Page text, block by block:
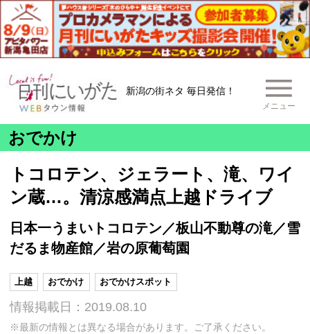
新潟の街ネタ 毎日発信！
メニュー
おでかけ
トコロテン、ジェラート、滝、ワイ
ン蔵…。清涼感満点上越ドライブ
日本一うまいトコロテン／板山不動尊の滝／雪
だるま物産館／岩の原葡萄園
上越 おでかけ おでかけスポット
情報掲載日：2019.08.10
※最新の情報とは異なる場合があります。ご了承ください。